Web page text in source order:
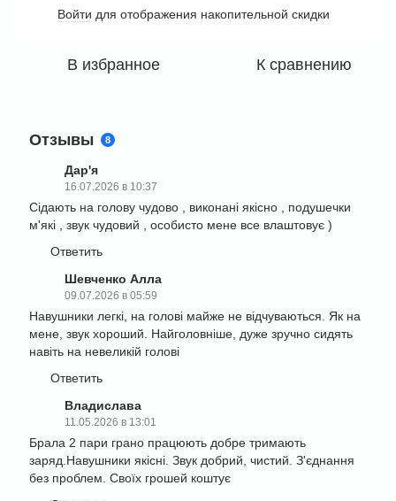
Войти для отображения накопительной скидки
В избранное К сравнению
Отзывы 8
Дар'я
16.07.2026 в 10:37
Сідають на голову чудово , виконані якісно , подушечки
м'які , звук чудовий , особисто мене все влаштовує )
Ответить
Шевченко Алла
09.07.2026 в 05:59
Навушники легкі, на голові майже не відчуваються. Як на
мене, звук хороший. Найголовніше, дуже зручно сидять
навіть на невеликій голові
Ответить
Владислава
11.05.2026 в 13:01
Брала 2 пари грано працюють добре тримають
заряд.Навушники якісні. Звук добрий, чистий. З'єднання
без проблем. Своїх грошей коштує